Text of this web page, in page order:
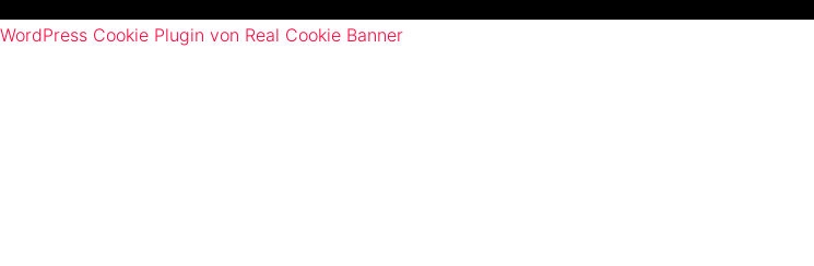
WordPress Cookie Plugin von Real Cookie Banner